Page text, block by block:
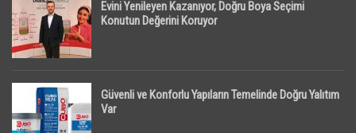
Evini Yenileyen Kazanıyor, Doğru Boya Seçimi
Konutun Değerini Koruyor
Güvenli ve Konforlu Yapıların Temelinde Doğru Yalıtım
Var